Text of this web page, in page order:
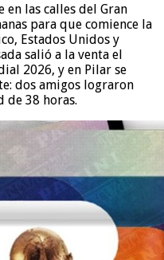
las calles del Gran
para que comience la
Estados Unidos y
salió a la venta el
2026, y en Pilar se
dos amigos lograron
de 38 horas.